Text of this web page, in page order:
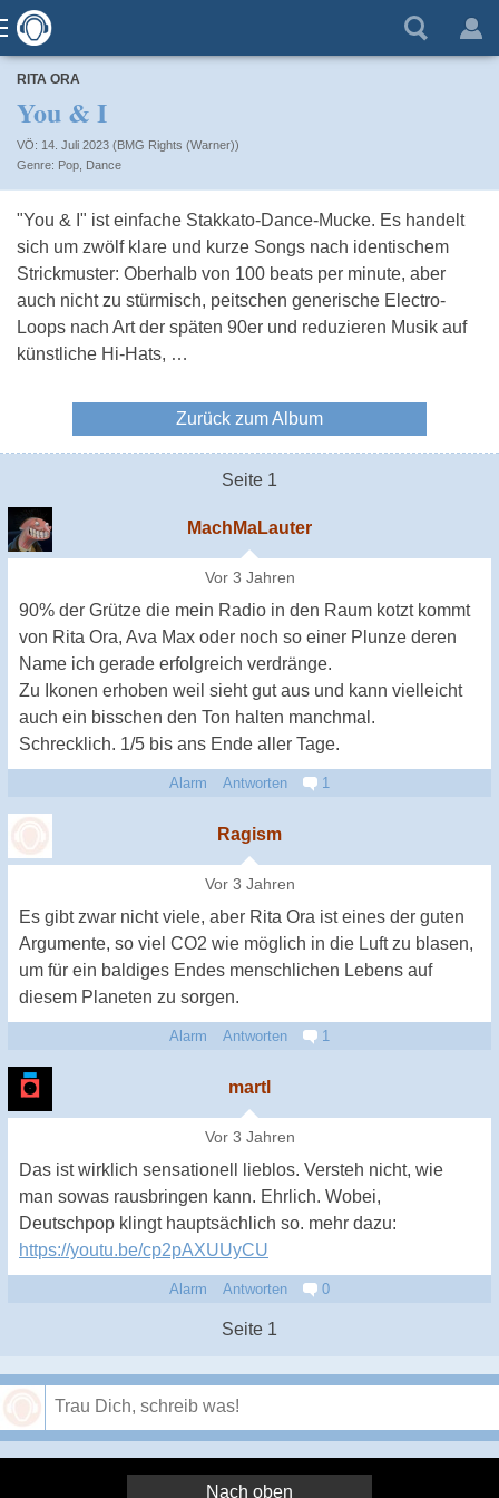
RITA ORA
You & I
VÖ: 14. Juli 2023 (BMG Rights (Warner))
Pop Dance
"You & I" ist einfache Stakkato-Dance-Mucke. Es handelt
sich um zwölf klare und kurze Songs nach identischem
Strickmuster: Oberhalb von 100 beats per minute, aber
auch nicht zu stürmisch, peitschen generische Electro-
Loops nach Art der späten 90er und reduzieren Musik auf
künstliche Hi-Hats, …
Zurück zum Album
Seite 1
MachMaLauter
Vor 3 Jahren
90% der Grütze die mein Radio in den Raum kotzt kommt
von Rita Ora, Ava Max oder noch so einer Plunze deren
Name ich gerade erfolgreich verdränge.
Zu Ikonen erhoben weil sieht gut aus und kann vielleicht
auch ein bisschen den Ton halten manchmal.
Schrecklich. 1/5 bis ans Ende aller Tage.
Alarm Antworten 1
Ragism
Vor 3 Jahren
Es gibt zwar nicht viele, aber Rita Ora ist eines der guten
Argumente, so viel CO2 wie möglich in die Luft zu blasen,
um für ein baldiges Endes menschlichen Lebens auf
diesem Planeten zu sorgen.
Alarm Antworten 1
martl
Vor 3 Jahren
Das ist wirklich sensationell lieblos. Versteh nicht, wie
man sowas rausbringen kann. Ehrlich. Wobei,
Deutschpop klingt hauptsächlich so. mehr dazu:
https://youtu.be/cp2pAXUUyCU
Alarm Antworten 0
Seite 1
Nach oben